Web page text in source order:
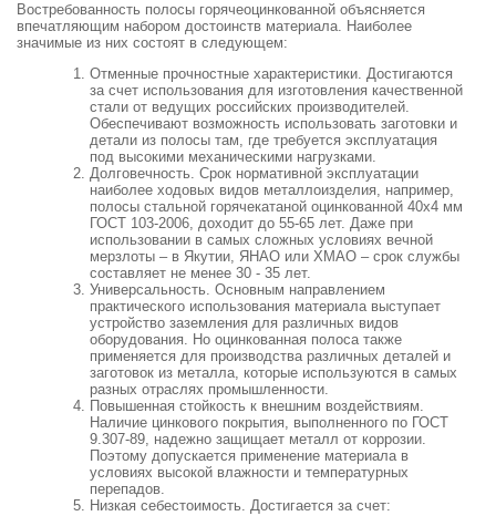
Востребованность полосы горячеоцинкованной объясняется
впечатляющим набором достоинств материала. Наиболее
значимые из них состоят в следующем:
Отменные прочностные характеристики. Достигаются
за счет использования для изготовления качественной
стали от ведущих российских производителей.
Обеспечивают возможность использовать заготовки и
детали из полосы там, где требуется эксплуатация
под высокими механическими нагрузками.
Долговечность. Срок нормативной эксплуатации
наиболее ходовых видов металлоизделия, например,
полосы стальной горячекатаной оцинкованной 40х4 мм
ГОСТ 103-2006, доходит до 55-65 лет. Даже при
использовании в самых сложных условиях вечной
мерзлоты – в Якутии, ЯНАО или ХМАО – срок службы
составляет не менее 30 - 35 лет.
Универсальность. Основным направлением
практического использования материала выступает
устройство заземления для различных видов
оборудования. Но оцинкованная полоса также
применяется для производства различных деталей и
заготовок из металла, которые используются в самых
разных отраслях промышленности.
Повышенная стойкость к внешним воздействиям.
Наличие цинкового покрытия, выполненного по ГОСТ
9.307-89, надежно защищает металл от коррозии.
Поэтому допускается применение материала в
условиях высокой влажности и температурных
перепадов.
Низкая себестоимость. Достигается за счет: